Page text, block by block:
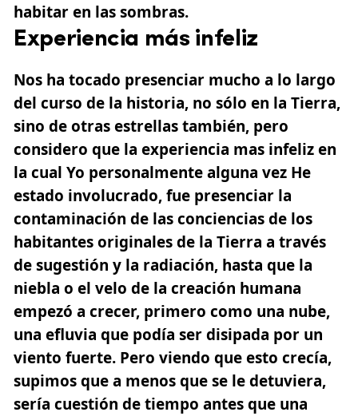
habitar en las sombras.
Experiencia más infeliz
Nos ha tocado presenciar mucho a lo largo
del curso de la historia, no sólo en la Tierra,
sino de otras estrellas también, pero
considero que la experiencia mas infeliz en
la cual Yo personalmente alguna vez He
estado involucrado, fue presenciar la
contaminación de las conciencias de los
habitantes originales de la Tierra a través
de sugestión y la radiación, hasta que la
niebla o el velo de la creación humana
empezó a crecer, primero como una nube,
una efluvia que podía ser disipada por un
viento fuerte. Pero viendo que esto crecía,
supimos que a menos que se le detuviera,
sería cuestión de tiempo antes que una